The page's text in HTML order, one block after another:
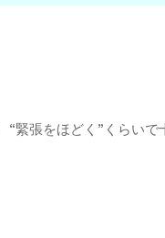
緊張をほどく”くらいで